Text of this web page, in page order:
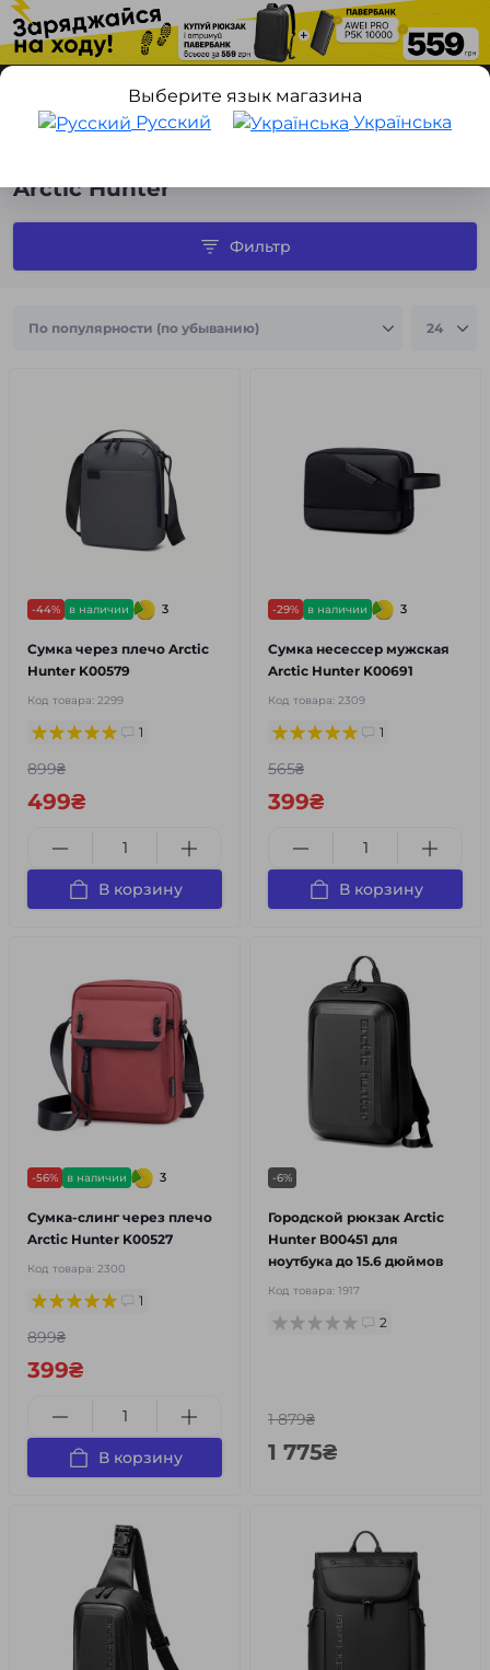
Arctic Hunter
Выберите язык магазина
Русский
Українська
Фильтр
-44% в наличии 3
Сумка через плечо Arctic
Hunter K00579
Код товара: 2299
1
899₴
499₴
В корзину
-29% в наличии 3
Сумка несессер мужская
Arctic Hunter K00691
Код товара: 2309
1
565₴
399₴
В корзину
-56% в наличии 3
Сумка-слинг через плечо
Arctic Hunter K00527
Код товара: 2300
1
899₴
399₴
В корзину
-6%
Городской рюкзак Arctic
Hunter B00451 для
ноутбука до 15.6 дюймов
Код товара: 1917
2
1 879₴
1 775₴